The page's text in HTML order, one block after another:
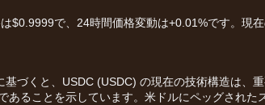
$0.9999で、24時間価格変動は+0.01%です。現
基づくと、USDC (USDC) の現在の技術構造は、
あることを示しています。米ドルにペッグされ